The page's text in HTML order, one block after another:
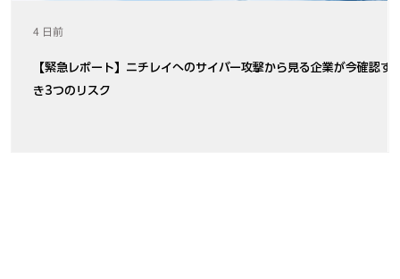
【緊急レポート】ニチレイへのサイバー攻撃から見る企業が今確認す
き3つのリスク
4 日前